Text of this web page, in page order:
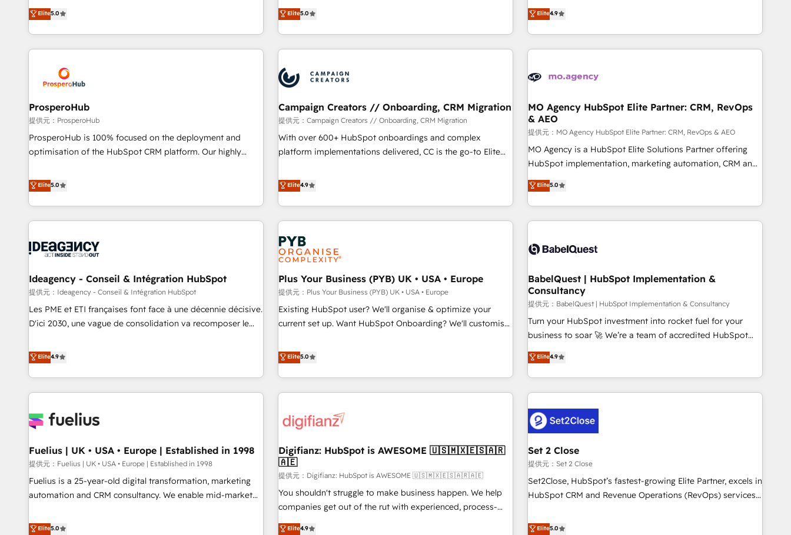
the HubSpot ecosystem as a reliable partner capable of
delivering remarkable experiences for our most
extension of your team, we believe in the power of
partnership. Together, we embark on a transformational
Operations, Custom Integrations, Custom AI agents and AI-
ready Website Design With over 15 years of experience, we
help companies bridge the gap between marketing, sales,
and customer success through smart automation, data
us because we blend the expertise of a global consultancy
with the care and agility of a boutique firm. At Triario, we’re
big enough to deliver but small enough to listen. Our
Services: HubSpot implementations & data migration
Custom AI agents Revenue Operations API integrations AI-
ready Website design Let’s turn your CRM into your growth
Elite5.0
our exclusive methodologies: BOOMS and BOOST. Together,
they form a powerful combination that has driven success
for over 800 businesses worldwide. As Elite HubSpot
Partners, we specialize in crafting high-performance growth
and revenue intelligence to help companies scale faster and
smarter. 🔹 BOOMS: Demand generation for all your buyers
With BOOMS, you invest in 100% of your buyers,
accelerating your growth and positioning yourself as an
undisputed leader. 🔹 BOOST: Optimize your digital
transformation process A methodology designed to
rating of 4.9/5 and a proven track record of business
transformation, our growth-first approach has helped
Elite5.0
technologies and automating their marketing and sales
processes to generate growth. Our offer spans from
Strategy to Operations. We specialize in CRM onboarding
and implementation, web design, sales & marketing
experience working with tech companies and
empowering our clients and developing their autonomy. Get
to grips with HubSpot through guided implementation and
seamless integration of the CRM platform into your digital
ecosystem. Would you like support in deploying your
inbound marketing strategy? We'll provide support tailored
we are part of the most certified Canadian agencies, and we
both hold Onboarding Accreditations. Based in Canada
Elite4.9
ProsperoHub
提供元：ProsperoHub
ProsperoHub is 100% focused on the deployment and
optimisation of the HubSpot CRM platform. Our highly
achieve maximum adoption and ROI from your HubSpot
investment. Use our extensive HubSpot, sales, marketing,
service and integrations expertise to lead your team on
their HubSpot journey, design and implement your
life. Our collaborative approach keeps you in control whilst
have successfully supported over 500 organisations with
HubSpot implementation, optimisation, training, and
adoption assurance. Our tried and tested Roadmap
methodology will ensure that you receive the best
HubSpot or seeking to turn around a poor install, our team
have the change management expertise to deliver the
solutions you need.
Elite5.0
Campaign Creators // Onboarding, CRM Migration
提供元：Campaign Creators // Onboarding, CRM Migration
With over 600+ HubSpot onboardings and complex
platform implementations delivered, CC is the go-to Elite
replatform, and scale smarter. We specialize in high-impact
CRM and CMS migrations and onboarding from platforms
like Salesforce, NetSuite, Zoho, Pardot, Marketo, Microsoft
Dynamics, Wix, WordPress and legacy CRMs, turning
fragmented systems into unified, growth-ready HubSpot
architectures that accelerate revenue operations and
performance. - Multi-object CRM migration, cleanup, and
implementation. - Pre-built and custom integrations across
your full tech stack. - Custom object setup, CMS builds, and
full-funnel automation. - Dashboards, lifecycle campaigns,
and lead nurturing sequences. - Cross-hub setup across
optimization, managed support, and scalable retainers.
Let’s make HubSpot your most powerful growth engine.
Built to convert, scale, and drive results.
Elite4.9
MO Agency HubSpot Elite Partner: CRM, RevOps
& AEO
提供元：MO Agency HubSpot Elite Partner: CRM, RevOps & AEO
MO Agency is a HubSpot Elite Solutions Partner offering
HubSpot implementation, marketing automation, CRM and
RevOps consulting, data architecture, sales enablement,
lifecycle automation, lead scoring and revenue reporting.
HubSpot, Salesforce and integrated enterprise stacks.
Digital Marketing, Answer Engine Optimisation, and
Content Hub, WordPress development, B2B SEO, paid
led companies across technology, professional services,
financial services and industrial sectors. Offices in
Johannesburg, Cape Town and London. 500+ HubSpot CRM
implementations delivered. AI visibility coverage across
ChatGPT, Claude, Perplexity, Gemini and Google AI
HubSpot Impact Award - Integrations Innovation HubSpot
Impact Award - Platform Migration Excellence HubSpot
Elite5.0
Ideagency - Conseil & Intégration HubSpot
提供元：Ideagency - Conseil & Intégration HubSpot
Les PME et ETI françaises font face à une décennie décisive.
D'ici 2030, une vague de consolidation va recomposer le
leur transformation. Le problème ? 58% des dirigeants
savent que l'IA est vitale pour leur survie. Mais 57% n'ont
aucune stratégie. Et 43% ne maîtrisent même pas leurs
données. C'est le paradoxe français : conscience totale,
n'est pas une entreprise qui utilise l'IA. C'est une
humaine et l'intelligence artificielle. Pas pour remplacer
l'humain, mais pour l'augmenter. Chez Ideagency, nous
accompagnons cette transformation. D'abord les
fondations : des données unifiées, des processus alignés.
surtout : l'humain qui reste au centre. Parce que la vraie
Elite4.9
Plus Your Business (PYB) UK • USA • Europe
提供元：Plus Your Business (PYB) UK • USA • Europe
Existing HubSpot user? We'll organise & optimize your
current set up. Want HubSpot Onboarding? We'll customise
to our Profile! We can help with... • CRM implementation,
reports & workflows, and team training • CRM migration:
Salesforce, Pipedrive, Dynamics etc • Technical projects inc.
Custom API integrations & ERP systems inc. SAP and
skilled members) • 150+ Clients for Sales Hub, Marketing
27001:2022, ISO 9001:2015 and now... ISO 42001: 2023
certified • Exclusive AI 'GuardHub' governance framework,
based on ISO 42001 - helping you 'organise complexity'
𝗥𝗲𝗮𝗱𝘆 𝗳𝗼𝗿 𝘁𝗵𝗲 𝗻𝗲𝘅𝘁 𝘀𝘁𝗲𝗽? Click the 👈 '𝗖𝗼𝗻𝘁𝗮𝗰𝘁
𝗯𝘂𝘀𝗶𝗻𝗲𝘀𝘀' button to get in touch (𝘸𝘦'𝘳𝘦 𝘴𝘶𝘱𝘦𝘳 𝘳𝘦𝘴𝘱𝘰𝘯𝘴𝘪𝘷𝘦)
Elite5.0
BabelQuest | HubSpot Implementation &
Consultancy
提供元：BabelQuest | HubSpot Implementation & Consultancy
Turn your HubSpot investment into rocket fuel for your
business to soar 🚀 We’re a team of accredited HubSpot
experts ready to help you. We can implement the platform
into complex business environments, optimise what you've
got and make sure you can actually use it, build your
website in HubSpot or create an inbound marketing
G-Cloud 14 CCS (Crown Commercial Service) framework,
meaning we've been accredited by HubSpot and vetted by
the CCS, which means we can support public sector
companies as well the other ones listed in our profile. Our
services: - HubSpot implementation - HubSpot CMS
website build We can do lots of things. But everything we
customers - Make better decisions with data - Find a new
Elite4.9
Fuelius | UK • USA • Europe | Established in 1998
提供元：Fuelius | UK • USA • Europe | Established in 1998
Fuelius is a 25-year-old digital transformation, marketing
automation and CRM consultancy. We enable mid-market
and fuel their growth. We modernise platforms, streamline
Elite5.0
Digifianz: HubSpot is AWESOME 🇺🇸🇲🇽🇪🇸🇦🇷
🇦🇪
提供元：Digifianz: HubSpot is AWESOME 🇺🇸🇲🇽🇪🇸🇦🇷🇦🇪
You shouldn't struggle to make business happen. We help
companies get out of the rut with experienced, process-
oriented teams implementing HubSpot Marketing, Sales,
Elite4.9
Set 2 Close
提供元：Set 2 Close
Set2Close, HubSpot’s fastest-growing Elite Partner, excels in
HubSpot CRM and Revenue Operations (RevOps) services
Partner, we specialize in custom HubSpot CRM solutions.
Elite5.0